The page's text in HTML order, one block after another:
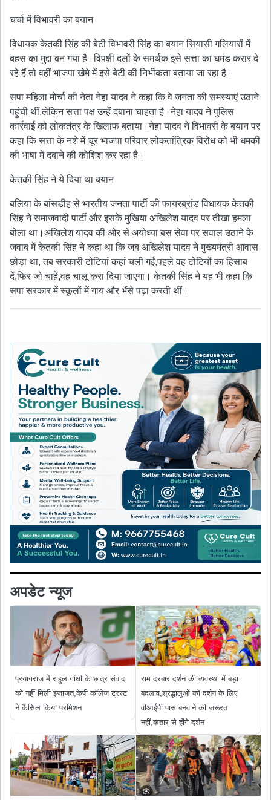
चर्चा में विभावरी का बयान
विधायक केतकी सिंह की बेटी विभावरी सिंह का बयान सियासी गलियारों में
बहस का मुद्दा बन गया है।विपक्षी दलों के समर्थक इसे सत्ता का घमंड करार दे
रहे हैं तो वहीं भाजपा खेमे में इसे बेटी की निर्भीकता बताया जा रहा है।
सपा महिला मोर्चा की नेता नेहा यादव ने कहा कि वे जनता की समस्याएं उठाने
पहुंची थीं,लेकिन सत्ता पक्ष उन्हें दबाना चाहता है।नेहा यादव ने पुलिस
कार्रवाई को लोकतंत्र के खिलाफ बताया।नेहा यादव ने विभावरी के बयान पर
कहा कि सत्ता के नशे में चूर भाजपा परिवार लोकतांत्रिक विरोध को भी धमकी
की भाषा में दबाने की कोशिश कर रहा है।
केतकी सिंह ने ये दिया था बयान
बलिया के बांसडीह से भारतीय जनता पार्टी की फायरब्रांड विधायक केतकी
सिंह ने समाजवादी पार्टी और इसके मुखिया अखिलेश यादव पर तीखा हमला
बोला था।अखिलेश यादव की ओर से अयोध्या बस सेवा पर सवाल उठाने के
जवाब में केतकी सिंह ने कहा था कि जब अखिलेश यादव ने मुख्यमंत्री आवास
छोड़ा था, तब सरकारी टोटियां कहां चली गईं,पहले वह टोटियों का हिसाब
दें,फिर जो चाहें,वह चालू करा दिया जाएगा। केतकी सिंह ने यह भी कहा कि
सपा सरकार में स्कूलों में गाय और भैंसे पढ़ा करती थीं।
अपडेट न्यूज
प्रयागराज में राहुल गांधी के छात्र संवाद
को नहीं मिली इजाजत,केपी कॉलेज ट्रस्ट
ने कैंसिल किया परमिशन
राम दरबार दर्शन की व्यवस्था में बड़ा
बदलाव,श्रद्धालुओं को दर्शन के लिए
वीआईपी पास बनवाने की जरूरत
नहीं,कतार से होंगे दर्शन